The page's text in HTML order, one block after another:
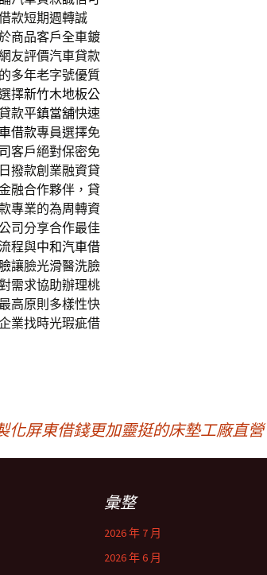
款短期週轉誠
商品客戶全車鍍
友評價汽車貸款
多年老字號優質
擇新竹木地板公
款平鎮當舖快速
借款專員選擇免
客戶絕對保密免
撥款創業融資貸
融合作夥伴，貸
專業的為周轉資
司分享合作最佳
程與中和汽車借
讓臉光滑醫洗臉
需求協助辦理桃
高原則多樣性快
業找時光瑕疵借
化屏東借錢更加靈挺的床墊工廠直營
彙整
2026 年 7 月
2026 年 6 月